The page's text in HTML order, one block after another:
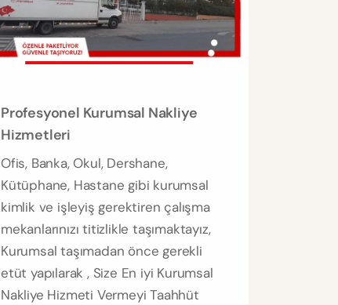
Profesyonel Kurumsal Nakliye
Hizmetleri
Ofis, Banka, Okul, Dershane,
Kütüphane, Hastane gibi kurumsal
kimlik ve işleyiş gerektiren çalışma
mekanlarınızı titizlikle taşımaktayız,
Kurumsal taşımadan önce gerekli
etüt yapılarak , Size En iyi Kurumsal
Nakliye Hizmeti Vermeyi Taahhüt